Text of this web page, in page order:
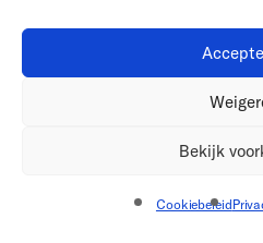
Bekijk
Cookiebeleid